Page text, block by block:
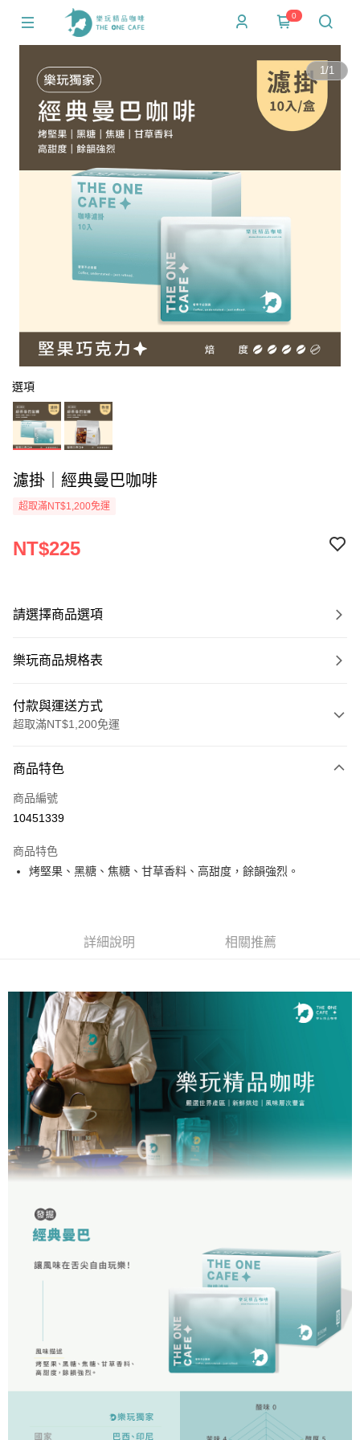
0
1/1
選項
濾掛｜經典曼巴咖啡
超取滿NT$1,200免運
NT$225
請選擇商品選項
樂玩商品規格表
付款與運送方式
超取滿NT$1,200免運
信用卡一次付款
超商取貨付款
Apple Pay
【關於「AFTEE先享後付」】
AFTEE先享後付是「在收到商品之後才付款」的支付方式。 讓您購物簡單
便利好安心！
１．簡單：不需註冊會員、不需綁卡、不需儲值。
２．便利：只要手機號碼，簡訊認證，即可結帳。
３．安心：先確認商品／服務後，再付款。
【「AFTEE先享後付」結帳流程】
１．於結帳方式選擇「AFTEE先享後付」後，將跳轉至「AFTEE先享後付」
結帳頁面，進行簡訊認證並確認金額後，即可完成結帳。
２．訂單成立數日內，您將收到繳費通知簡訊。
３．收到繳費通知簡訊後14天內，點擊此簡訊中的連結，可透過四大超商／
ATM／網路銀行／等多元方式進行付款，方視為交易完成。
後付繳納相關費用。
※ 交易是否成功請以「AFTEE先享後付 」之結帳頁面顯示為準，若有關於
是否繳費成功／繳費後需取消欲退款等相關疑問，請聯繫「AFTEE先享後付
https://netprotections.freshdesk.com/support/home
【注意事項】
１．透過由恩沛科技股份有限公司提供之「AFTEE先享後付」服務完成之交
易，需依本服務之必要範圍內提供個人資料，並將交易相關給付款項請求債
２．關於個人資料處理事宜，請瀏覽以下網址：
https://aftee.tw/terms/#terms3
３．未成年的使用者請事先徵得法定代理人或監護人之同意方可使用
４．使用「AFTEE先享後付」時，將依據個別帳號之用戶狀況，依本公司即
時審查核予不同之上限額度；若仍有額度不足之情形，本公司將視審查結果
ATM付款
運送方式
全家取貨付款
每筆NT$60，滿NT$1,200(含以上)免運費
付款後全家取貨
每筆NT$60，滿NT$1,200(含以上)免運費
7-11取貨付款
付款後7-11取貨
每筆NT$60，滿NT$1,200(含以上)免運費
每筆NT$100，滿NT$1,200(含以上)免運費
每筆NT$200
商品特色
商品編號
10451339
商品特色
烤堅果、黑糖、焦糖、甘草香料、高甜度，餘韻強烈。
詳細說明 相關推薦